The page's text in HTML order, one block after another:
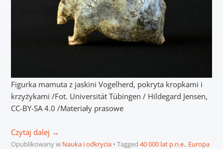
Figurka mamuta z jaskini Vogelherd, pokryta kropkami i
krzyżykami /Fot. Universität Tübingen / Hildegard Jensen,
CC-BY-SA 4.0 /Materiały prasowe
Czytaj dalej →
Opublikowany w Nauka i odkrycia Tagged 40 000 lat p.n.e., Europa